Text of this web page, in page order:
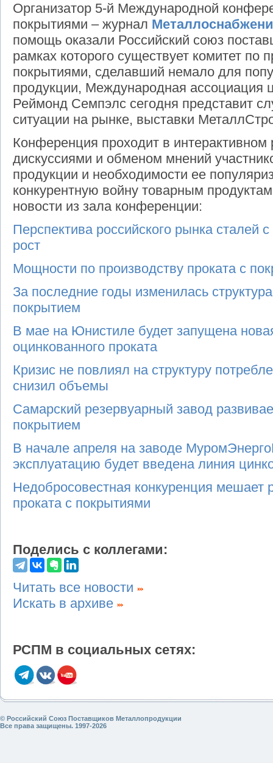
Организатор 5-й Международной
покрытиями – журнал
помощь оказали Российский союз
рамках которого существует комитет по
покрытиями, сделавший немало для
продукции, Международная ассоциация
Реймонд Семпэлс сегодня представит
ситуации на рынке, выставки
Конференция проходит в
дискуссиями и обменом мнений
продукции и необходимости ее
конкурентную войну товарным
новости из зала конференции:
Перспектива российского рынка сталей
рост
Мощности по производству проката с
За последние годы изменилась
покрытием
В мае на Юнистиле будет запущена
оцинкованного проката
Кризис не повлиял на структуру
снизил объемы
Самарский резервуарный завод
покрытием
В начале апреля на заводе
эксплуатацию будет введена линия
Недобросовестная конкуренция мешает
проката с покрытиями
Поделись с коллегами:
Читать все новости
Искать в архиве
РСПМ в социальных сетях:
© Российский Союз Поставщиков Металлопродукции
Все права защищены. 1997-2026